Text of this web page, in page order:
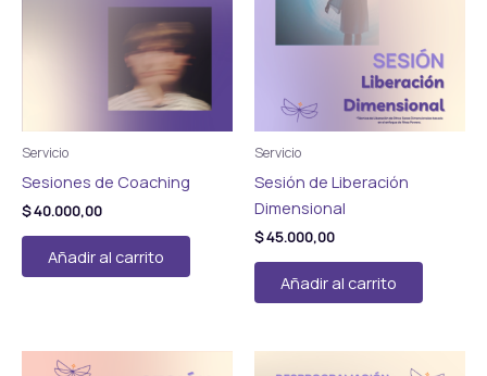
Servicio
Sesiones de Coaching
$40.000,00
Añadir al carrito
Servicio
Sesión de Liberación
Dimensional
$45.000,00
Añadir al carrito